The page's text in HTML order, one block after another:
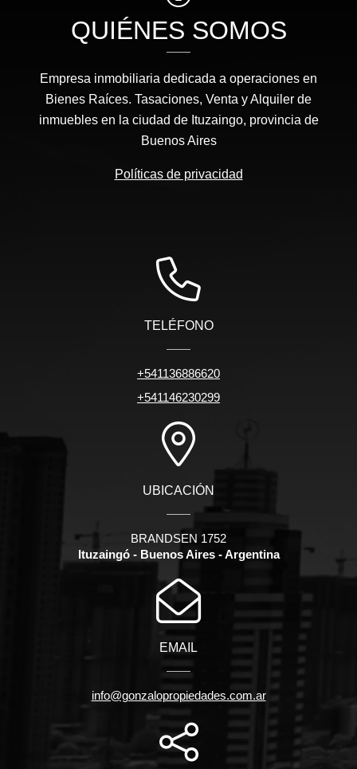
QUIÉNES SOMOS
Empresa inmobiliaria dedicada a operaciones en
Bienes Raíces. Tasaciones, Venta y Alquiler de
inmuebles en la ciudad de Ituzaingo, provincia de
Buenos Aires
Políticas de privacidad
TELÉFONO
+541136886620
+541146230299
UBICACIÓN
BRANDSEN 1752
Ituzaingó - Buenos Aires - Argentina
EMAIL
info@gonzalopropiedades.com.ar